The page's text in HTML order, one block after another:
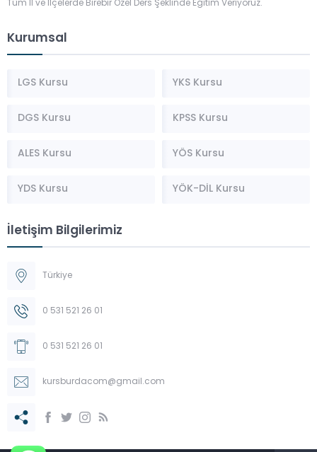
Tüm İl ve İlçelerde Birebir Özel Ders Şeklinde Eğitim Veriyoruz.
Kurumsal
LGS Kursu YKS Kursu
DGS Kursu KPSS Kursu
ALES Kursu YÖS Kursu
YDS Kursu YÖK-DİL Kursu
İletişim Bilgilerimiz
Türkiye
0 531 521 26 01
0 531 521 26 01
kursburdacom@gmail.com